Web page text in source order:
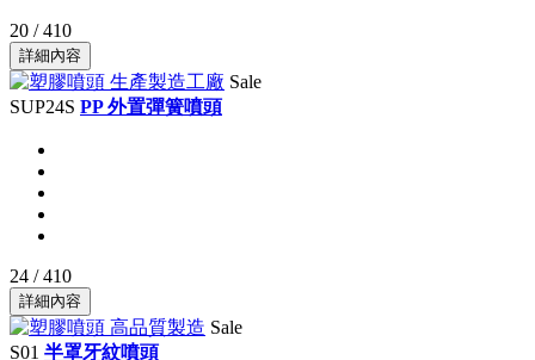
20 / 410
詳細內容
Sale
SUP24S PP 外置彈簧噴頭
24 / 410
詳細內容
Sale
S01 半罩牙紋噴頭